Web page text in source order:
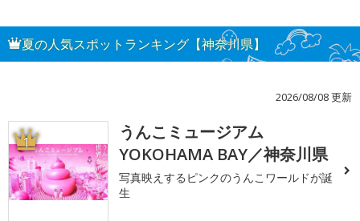
夏の人気スポットランキング【神奈川県】
2026/08/08 更新
1
うんこミュージアム
YOKOHAMA BAY／神奈川県
写真映えするピンクのうんこワールドが誕
生